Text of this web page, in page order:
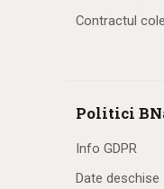
Contractul
Politici
Info GDPR
Date deschise